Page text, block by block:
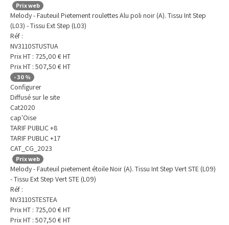
Prix web
Melody - Fauteuil Pietement roulettes Alu poli noir (A). Tissu Int Step
(L03) - Tissu Ext Step (L03)
Réf :
NV3110STUSTUA
Prix HT : 725,00 € HT
Prix HT : 507,50 € HT
-30 %
Configurer
Diffusé sur le site
Cat2020
cap'Oise
TARIF PUBLIC +8
TARIF PUBLIC +17
CAT_CG_2023
Prix web
Melody - Fauteuil pietement étoile Noir (A). Tissu Int Step Vert STE (L09)
- Tissu Ext Step Vert STE (L09)
Réf :
NV3110STESTEA
Prix HT : 725,00 € HT
Prix HT : 507,50 € HT